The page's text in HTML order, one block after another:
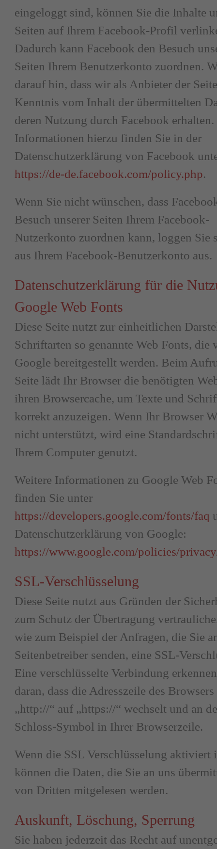
eingeloggt sind, können Sie die Inhalte
Seiten auf Ihrem Facebook-Profil
Dadurch kann Facebook den Besuch
Seiten Ihrem Benutzerkonto zuordnen.
darauf hin, dass wir als Anbieter der
Kenntnis vom Inhalt der übermittelten
deren Nutzung durch Facebook erhalten.
Informationen hierzu finden Sie in der
Datenschutzerklärung von Facebook
https://de-de.facebook.com/policy.php.
Wenn Sie nicht wünschen, dass
Besuch unserer Seiten Ihrem Facebook-
Nutzerkonto zuordnen kann, loggen Sie
aus Ihrem Facebook-Benutzerkonto aus.
Datenschutzerklärung für die
Google Web Fonts
Diese Seite nutzt zur einheitlichen
Schriftarten so genannte Web Fonts, die
Google bereitgestellt werden. Beim
Seite lädt Ihr Browser die benötigten
ihren Browsercache, um Texte und
korrekt anzuzeigen. Wenn Ihr Browser
nicht unterstützt, wird eine
Ihrem Computer genutzt.
Weitere Informationen zu Google Web
finden Sie unter
https://developers.google.com/fonts/faq
Datenschutzerklärung von Google:
https://www.google.com/policies/
SSL-Verschlüsselung
Diese Seite nutzt aus Gründen der
zum Schutz der Übertragung
wie zum Beispiel der Anfragen, die Sie
Seitenbetreiber senden, eine SSL-
Eine verschlüsselte Verbindung
daran, dass die Adresszeile des
„http://“ auf „https://“ wechselt und an
Schloss-Symbol in Ihrer Browserzeile.
Wenn die SSL Verschlüsselung aktiviert
können die Daten, die Sie an uns
von Dritten mitgelesen werden.
Auskunft, Löschung, Sperrung
Sie haben jederzeit das Recht auf